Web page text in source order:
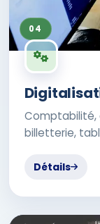
04
Comptabilité,
billetterie,
Détails